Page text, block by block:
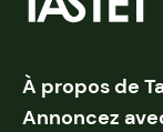
À propos de
Annoncez